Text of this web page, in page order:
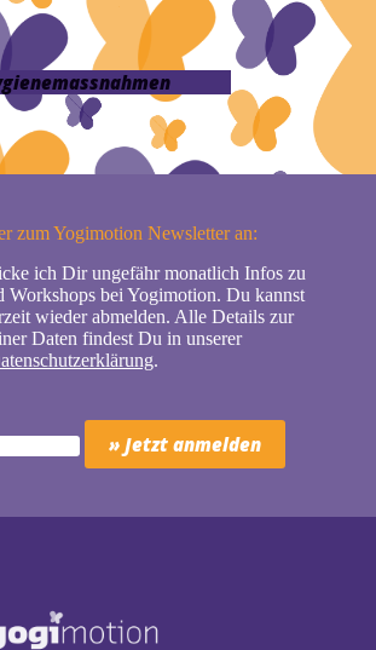
zum Yogimotion Newsletter an:
ich Dir ungefähr monatlich Infos zu
Workshops bei Yogimotion. Du kannst
wieder abmelden. Alle Details zur
Daten findest Du in unserer
.